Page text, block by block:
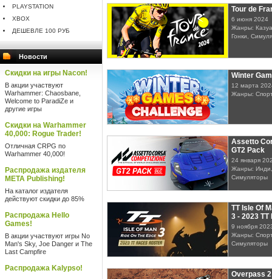
PLAYSTATION
XBOX
ДЕШЕВЛЕ 100 РУБ
Новости
Скидки на игры Nacon!
В акции участвуют
Warhammer: Chaosbane,
Welcome to ParadiZe и
другие игры
Скидки на Warhammer
40,000: Rogue Trader!
Отличная CRPG по
Warhammer 40,000!
Распродажа издателя
META Publishing!
На каталог издателя
действуют скидки до 85%
Распродажа Hello
Games!
В акции участвуют игры No
Man's Sky, Joe Danger и The
Last Campfire
Распродажа Kalypso!
Tour de
6 июня 2024
Жанры:
Гонки,
Winter
12 марта
Жанры:
Assetto
GT2 Pack
24 января
Жанры: Инди,
Симуляторы
TT Isle Of
3 - 2023
9 ноября
Жанры:
Симуляторы
Overpass